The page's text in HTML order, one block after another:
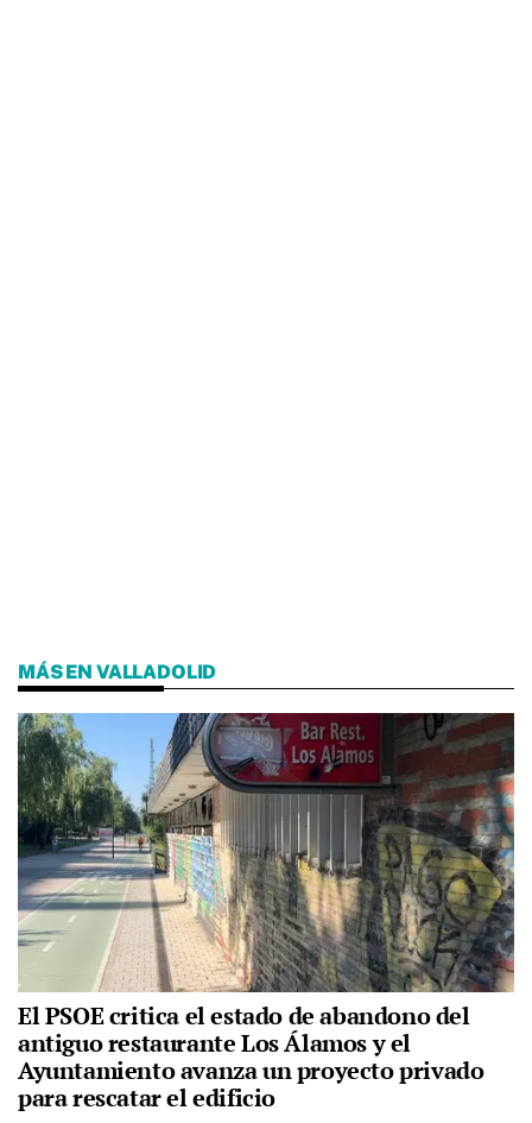
MÁS EN VALLADOLID
El PSOE critica el estado de abandono del
antiguo restaurante Los Álamos y el
Ayuntamiento avanza un proyecto privado
para rescatar el edificio